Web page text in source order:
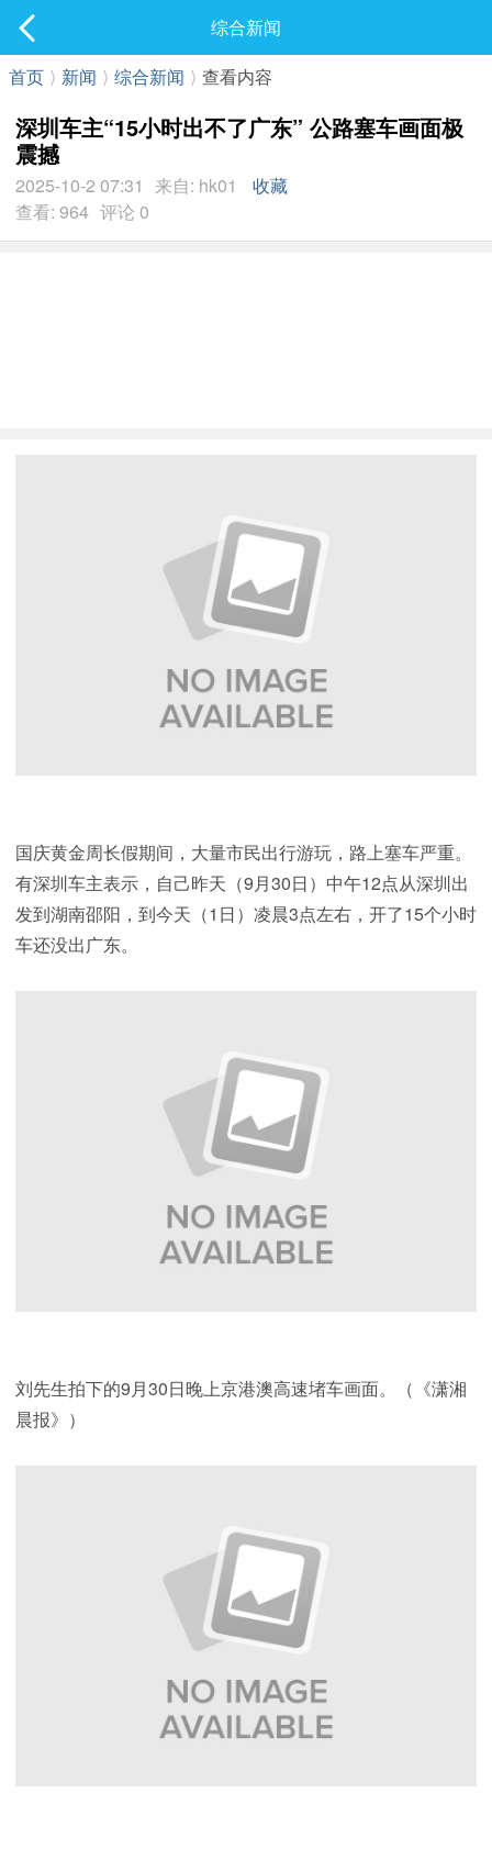
最新发表
综合新闻
首页 ⟩ 新闻 ⟩ 综合新闻 ⟩ 查看内容
深圳车主“15小时出不了广东” 公路塞车画面极
震撼
2025-10-2 07:31 来自: hk01
收藏
查看: 964 评论 0
国庆黄金周长假期间，大量市民出行游玩，路上塞车严重。
有深圳车主表示，自己昨天（9月30日）中午12点从深圳出
发到湖南邵阳，到今天（1日）凌晨3点左右，开了15个小时
车还没出广东。
刘先生拍下的9月30日晚上京港澳高速堵车画面。（《潇湘
晨报》）